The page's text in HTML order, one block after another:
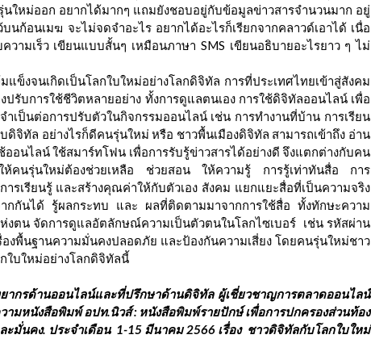
ใหม่ออก อยากได้มากๆ แถมยังชอบอยู่กับข้อมูลข่าวสารจำนวนมาก อยู่
ก้อนเมฆ จะไม่จดจำอะไร อยากได้อะไรก็เรียกจากคลาวด์เอาได้ เนื่อ
วามเร็ว เขียนแบบสั้นๆ เหมือนภาษา SMS เขียนอธิบายอะไรยาว ๆ ไม่
แข็งจนเกิดเป็นโลกใบใหม่อย่างโลกดิจิทัล การที่ประเทศไทยเข้าสู่สังคม
รับการใช้ชีวิตหลายอย่าง ทั้งการดูแลตนเอง การใช้ดิจิทัลออนไลน์ เพื่อ
ำเป็นต่อการปรับตัวในกิจกรรมออนไลน์ เช่น การทำงานที่บ้าน การเรียน
ดิจิทัล อย่างไรก็ดีคนรุ่นใหม่ หรือ ชาวพื้นเมืองดิจิทัล สามารถเข้าถึง อ่าน
ออนไลน์ ใช้สมาร์ทโฟน เพื่อการรับรู้ข่าวสารได้อย่างดี จึงแตกต่างกับคน
ห้คนรุ่นใหม่ต้องช่วยเหลือ ช่วยสอน ให้ความรู้ การรู้เท่าทันสื่อ การ
ารเรียนรู้ และสร้างคุณค่าให้กับตัวเอง สังคม แยกแยะสื่อที่เป็นความจริง
กกันได้ รู้ผลกระทบ และ ผลที่ติดตามมาจากการใช้สื่อ ทั้งทักษะความ
งตน จัดการดูแลอัตลักษณ์ความเป็นตัวตนในโลกไซเบอร์ เช่น รหัสผ่าน
งพื้นฐานความมั่นคงปลอดภัย และป้องกันความเสี่ยง โดยคนรุ่นใหม่ชาว
ใบใหม่อย่างโลกดิจิทัลนี้
ากรด้านออนไลน์และที่ปรึกษาด้านดิจิทัล ผู้เชี่ยวชาญการตลาดออนไลน์
หนังสือพิมพ์ อปท.นิวส์ : หนังสือพิมพ์รายปักษ์ เพื่อการปกครองส่วนท้อง
มั่นคง. ประจำเดือน 1-15 มีนาคม 2566 เรื่อง ชาวดิจิทัลกับโลกใบใหม่